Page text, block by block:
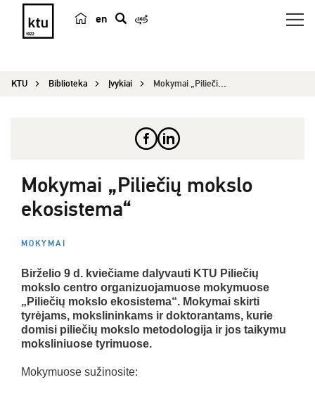
en
e
KTU Biblioteka Įvykiai Mokymai „Piliečių mokslo ekosistema“
Mokymai „Piliečių mokslo
ekosistema“
MOKYMAI
Birželio 9 d. kviečiame dalyvauti KTU Piliečių
mokslo centro organizuojamuose mokymuose
„Piliečių mokslo ekosistema“. Mokymai skirti
tyrėjams, mokslininkams ir doktorantams, kurie
domisi piliečių mokslo metodologija ir jos taikymu
moksliniuose tyrimuose.
Mokymuose sužinosite: